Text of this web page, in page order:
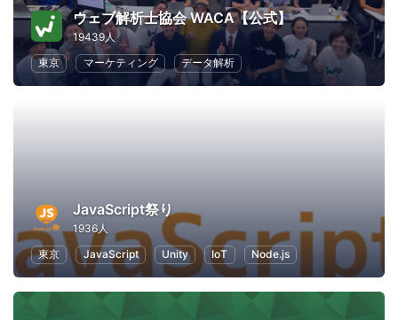
ウェブ解析士協会 WACA【公式】
19439人
東京
マーケティング データ解析
JavaScript祭り
1936人
東京
JavaScript Unity IoT Node.js